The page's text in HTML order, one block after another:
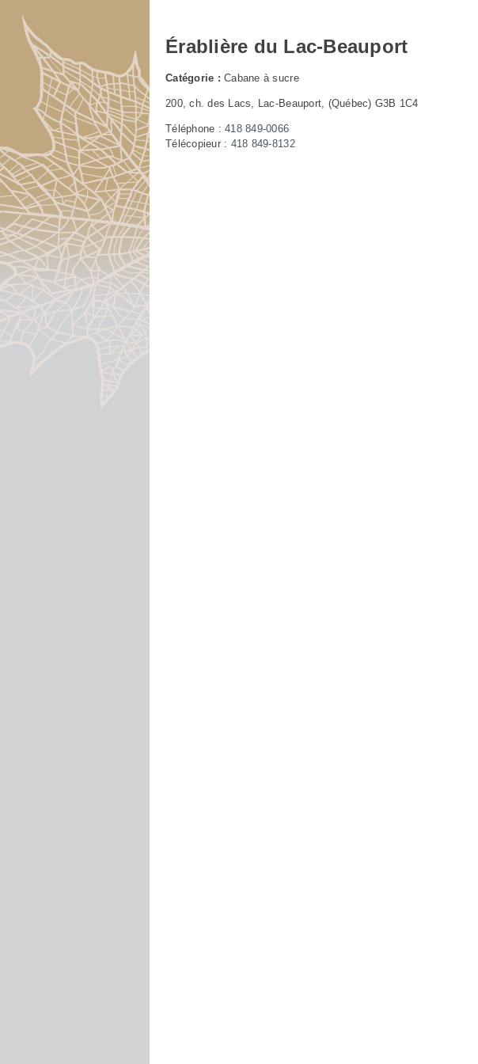
Érablière du Lac-Beauport
Catégorie : Cabane à sucre
200, ch. des Lacs, Lac-Beauport, (Québec) G3B 1C4
Téléphone :418 849-0066
Télécopieur : 418 849-8132